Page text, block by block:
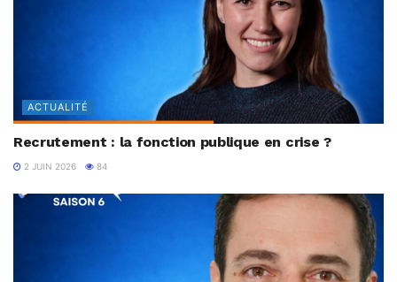
ACTUALITÉ
Recrutement : la fonction publique en crise ?
2 JUIN 2026 84